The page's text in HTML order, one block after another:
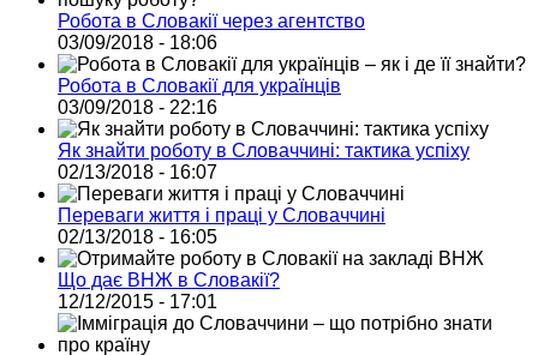
Робота в Словакії через агентство
03/09/2018 - 18:06
Робота в Словакії для українців
03/09/2018 - 22:16
Як знайти роботу в Словаччині: тактика успіху
02/13/2018 - 16:07
Переваги життя і праці у Словаччині
02/13/2018 - 16:05
Що дає ВНЖ в Словакії?
12/12/2015 - 17:01